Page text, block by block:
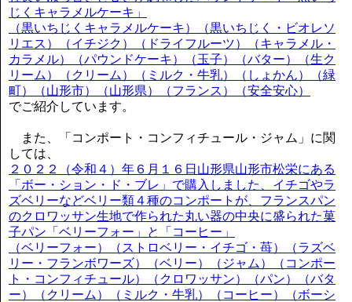
じくキャラメルケーキ」
（黒いちじくキャラメルケーキ）（黒いちじく・ビオレソ
リエス）（イチジク）（ドライフルーツ）（キャラメル・
カラメル）（パウンドケーキ）（玉子）（バター）（生ク
リーム）（クリーム）（ミルク・牛乳）（しょかん）（緑
町）（山形市）（山形県）（フランス）（安全安心）
でご紹介しています。
また、「コンポート・コンフィチュール・ジャム」に関
しては、
２０２２（令和４）年６月１６日山形県山形市松栄にある
「ボー・ション・ド・ブレ」で購入しました、イチゴやラ
ズベリーなどベリー類４種のコンポートが、フランスパン
のクロワッサン生地で作られた丸い器の中央に盛られた菓
子パン「ベリーフォー」と「コーヒー」
（ベリーフォー）（ストロベリー・イチゴ・苺）（ラズベ
リー・フランボワーズ）（ベリー）（ジャム）（コンポー
ト・コンフィチュール）（クロワッサン）（パン）（バタ
ー）（クリーム）（ミルク・牛乳）（コーヒー）（ボーシ